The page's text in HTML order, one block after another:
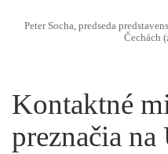
Peter Socha, predseda
Čechách
Kontaktné
preznačia